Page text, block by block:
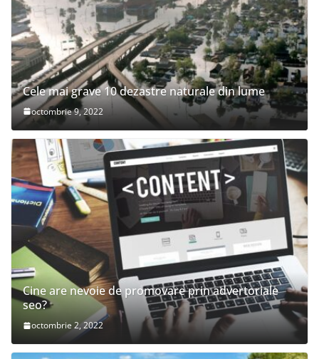
Cele mai grave 10 dezastre naturale din lume
octombrie 9, 2022
Cine are nevoie de promovare prin advertoriale
seo?
octombrie 2, 2022